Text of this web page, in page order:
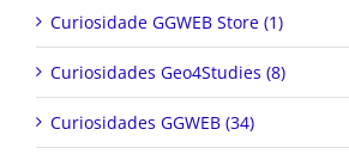
Curiosidade GGWEB Store (1)
Curiosidades Geo4Studies (8)
Curiosidades GGWEB (34)